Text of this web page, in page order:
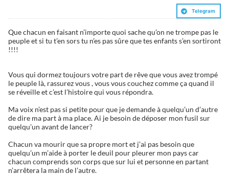
Telegram
Que chacun en faisant n’importe quoi sache qu’on ne trompe pas le
peuple et si tu t’en sors tu n’es pas sûre que tes enfants s’en sortiront
!!!!
Vous qui dormez toujours votre part de rêve que vous avez trompé
le peuple là, rassurez vous , vous vous couchez comme ça quand il
se réveille et c’est l’histoire qui vous répondra.
Ma voix n’est pas si petite pour que je demande à quelqu’un d’autre
de dire ma part à ma place. Ai je besoin de déposer mon fusil sur
quelqu’un avant de lancer?
Chacun va mourir que sa propre mort et j’ai pas besoin que
quelqu’un m’aide à porter le deuil pour pleurer mon pays car
chacun comprends son corps que sur lui et personne en partant
n’arrêtera la main de l’autre.